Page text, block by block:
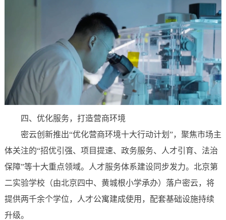
四、 优化服务，打造营商环境‌
密云创新推出“优化营商环境十大行动计划”，聚焦市场主
体关注的“招优引强、项目提速、政务服务、人才引育、法治
保障”等十大重点领域。人才服务体系建设同步发力。北京第
二实验学校（由北京四中、黄城根小学承办）落户密云，将
提供两千余个学位，人才公寓建成使用，配套基础设施持续
升级。